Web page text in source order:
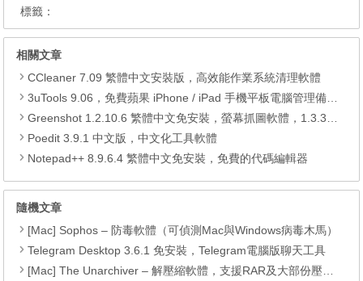
標籤：
相關文章
CCleaner 7.09 繁體中文安裝版，高效能作業系統清理軟體
3uTools 9.06，免費蘋果 iPhone / iPad 手機平板電腦管理備份還原軟體
Greenshot 1.2.10.6 繁體中文免安裝，螢幕抓圖軟體，1.3.315 安裝版
Poedit 3.9.1 中文版，中文化工具軟體
Notepad++ 8.9.6.4 繁體中文免安裝，免費的代碼編輯器
隨機文章
[Mac] Sophos – 防毒軟體（可偵測Mac與Windows病毒木馬）
Telegram Desktop 3.6.1 免安裝，Telegram電腦版聊天工具
[Mac] The Unarchiver – 解壓縮軟體，支援RAR及大部份壓縮格式